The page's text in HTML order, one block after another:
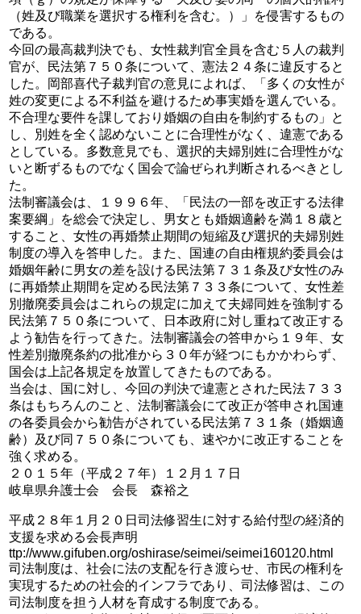
（姓及び職業を選択する権利を含む。）」を侵害するもの
である。
今回の最高裁判決でも、女性裁判官全員を含む５人の裁判
官が、民法第７５０条について、憲法２４条に違反すると
した。岡部喜代子裁判官の意見によれば、「多くの女性が
姓の変更による不利益を避けるため事実婚を選んでいる。
不合理な要件を課しており婚姻の自由を制約するもの」と
し、別姓を全く認めないことに合理性がなく、違憲である
としている。多数意見でも、選択的夫婦別姓に合理性がな
いと断ずるものでなく国会で論ぜられ判断されるべきとし
た。
法制審議会は、１９９６年、「民法の一部を改正する法律
案要綱」を総会で決定し、男女とも婚姻適齢を満１８歳と
すること、女性の再婚禁止期間の短縮及び選択的夫婦別姓
制度の導入を答申した。また、国連の自由権規約委員会は
婚姻年齢に男女の差を設ける民法第７３１条及び女性のみ
に再婚禁止期間を定める民法第７３３条について、女性差
別撤廃委員会はこれらの規定に加えて夫婦同姓を強制する
民法第７５０条について、日本政府に対し重ねて改正する
よう勧告を行ってきた。法制審議会の答申から１９年、女
性差別撤廃条約の批准から３０年が経つにもかかわらず、
国会は上記各規定を放置してきたものである。
当会は、国に対し、今回の判決で違憲とされた民法７３３
条はもちろんのこと、法制審議会にて改正が答申され国連
の各委員会から勧告がされている民法第７３１条（婚姻適
齢）及び同７５０条についても、速やかに改正することを
強く求める。
２０１５年（平成２７年）１２月１７日
岐阜県弁護士会 会長 森裕之
平成２８年１月２０日司法修習生に対する給付型の経済的
支援を求める会長声明
ttp://www.gifuben.org/oshirase/seimei/seimei160120.html
司法制度は、社会に法の支配を行き渡らせ、市民の権利を
実現するための社会的インフラであり、司法修習は、この
司法制度を担う人材を育成する制度である。